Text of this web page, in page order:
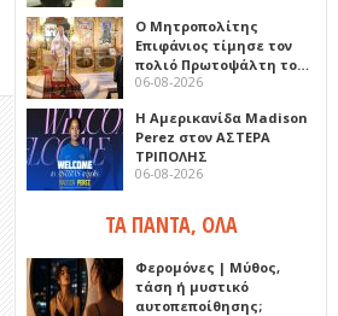
Ο Μητροπολίτης
Επιφάνιος τίμησε τον
πολιό Πρωτοψάλτη το…
06-08-2026
Η Αμερικανίδα Madison
Perez στον ΑΣΤΕΡΑ
ΤΡΙΠΟΛΗΣ
06-08-2026
ΤΑ ΠΑΝΤΑ, ΟΛΑ
Φερομόνες | Μύθος,
τάση ή μυστικό
αυτοπεποίθησης;